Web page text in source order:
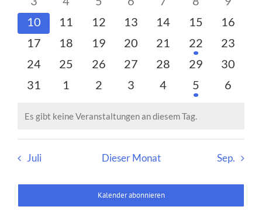
Veranstaltungen
Veranstaltungen
Veranstaltungen
Veranstaltungen
Veranstaltungen
0
Veranstaltungen
10
0
Veranstaltungen
11
0
Veranstaltungen
12
0
Veranstaltungen
13
0
Veranstaltungen
14
0
15
0
16
0
Veranstaltungen
17
0
Veranstaltungen
18
0
Veranstaltungen
19
0
Veranstaltungen
20
0
Veranstaltungen
21
1
Veranstaltung
22
0
23
0
Veranstaltungen
24
0
Veranstaltungen
25
0
Veranstaltungen
26
0
Veranstaltungen
27
0
Veranstaltungen
28
0
29
0
30
0
31
0
1
0
2
0
Veranstaltungen
3
0
Veranstaltungen
4
1
5
0
6
Hinweis
Es gibt keine Veranstaltungen an diesem Tag.
Juli Dieser Monat Sep.
Kalender abonnieren